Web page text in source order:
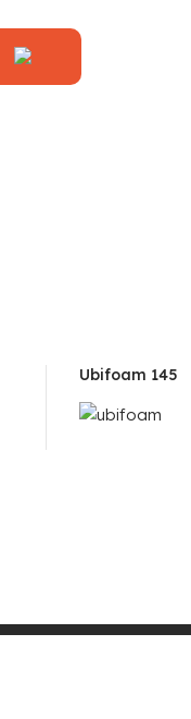
Ubifoam 145